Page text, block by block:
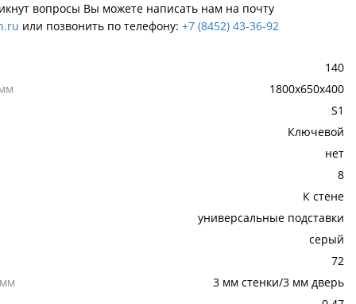
вопросы Вы можете написать нам на почту
или позвонить по телефону: +7 (8452) 43-36-92
140
1800x650x400
S1
Ключевой
нет
8
К стене
универсальные подставки
серый
72
3 мм стенки/3 мм дверь